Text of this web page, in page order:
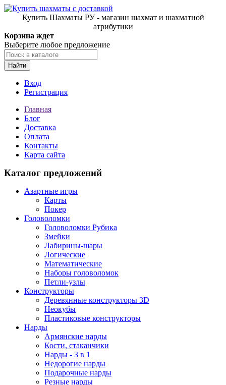
Купить Шахматы РУ - магазин шахмат и шахматной
атрибутики
Корзина ждет
Выберите любое предложение
Найти
Вход
Регистрация
Главная
Блог
Доставка
Оплата
Контакты
Карта сайта
Каталог предложений
Азартные игры
Карты
Покер
Головоломки
Головоломки Рубика
Змейки
Лабирины-шары
Логические
Математические
Наборы головоломок
Петли-узлы
Конструкторы
Деревянные конструкторы 3D
Неокубы
Пластиковые конструкторы
Нарды
Армянские нарды
Кости, стаканчики
Нарды - 3 в 1
Недорогие нарды
Подарочные нарды
Резные нарды